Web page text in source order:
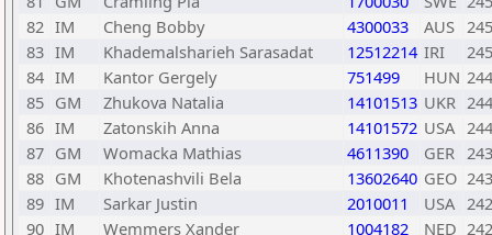
82 IM Cheng Bobby 4300033 AUS
83 IM Khademalsharieh Sarasadat 12512214 IRI
84 IM Kantor Gergely 751499 HUN
85 GM Zhukova Natalia 14101513 UKR
86 IM Zatonskih Anna 14101572 USA
87 GM Womacka Mathias 4611390 GER
88 GM Khotenashvili Bela 13602640 GEO
89 IM Sarkar Justin 2010011 USA
90 IM Wemmers Xander 1004182 NED